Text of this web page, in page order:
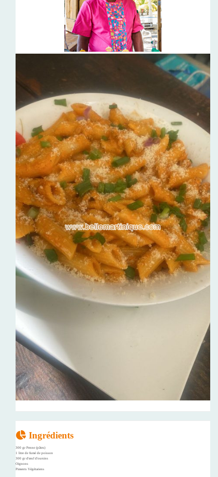
Ingrédients
300 gr Penne (pâtes)
1 litre de fumé de poisson
300 gr d'œuf d'oursins
Oignons
Piments Végétariens